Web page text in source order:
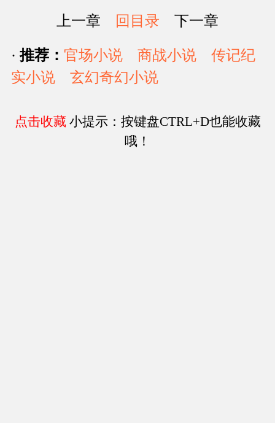
上一章 回目录 下一章
· 推荐： 官场小说 商战小说
传记纪
实小说
玄幻奇幻小说
点击收藏 小提示：按键盘CTRL+D也能收藏
哦！